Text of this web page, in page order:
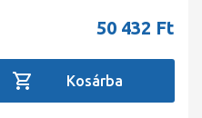
50 432 Ft